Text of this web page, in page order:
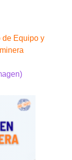
de Equipo y